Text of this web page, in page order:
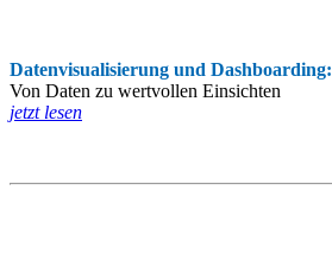
Datenvisualisierung und Dashboarding:
Von Daten zu wertvollen Einsichten
jetzt lesen